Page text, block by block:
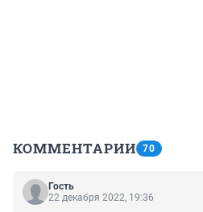
КОММЕНТАРИИ 70
Гость
22 декабря 2022, 19:36